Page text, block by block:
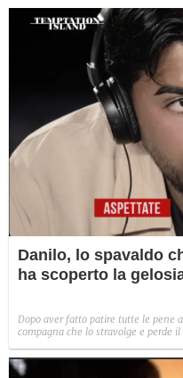
Danilo, lo spavaldo
ha scoperto la
Dopo aver fatto patire tutte le pene
compagna che lo stravolge e perde